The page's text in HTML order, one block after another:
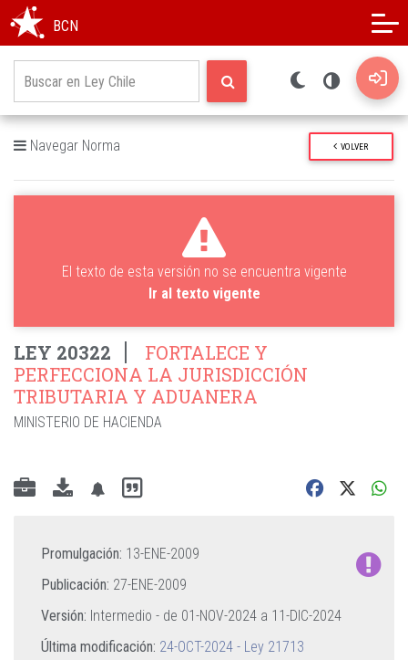
BCN
Navegar Norma VOLVER
El texto de esta versión no se encuentra vigente
Ir al texto vigente
LEY 20322
FORTALECE Y
PERFECCIONA LA JURISDICCIÓN
TRIBUTARIA Y ADUANERA
MINISTERIO DE HACIENDA
Promulgación: 13-ENE-2009
Publicación: 27-ENE-2009
Versión: Intermedio - de 01-NOV-2024 a 11-DIC-2024
Última modificación: 24-OCT-2024 - Ley 21713